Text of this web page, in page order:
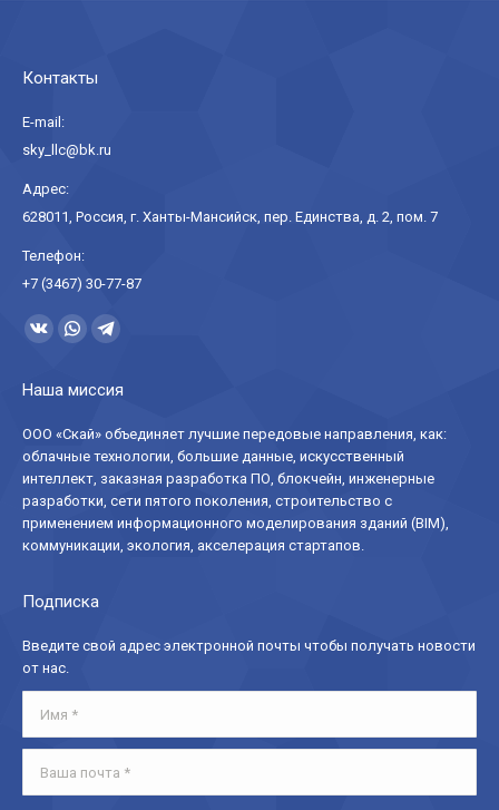
Контакты
E-mail:
sky_llc@bk.ru
Адрес:
628011, Россия, г. Ханты-Мансийск, пер. Единства, д. 2, пом. 7
Телефон:
+7 (3467) 30-77-87
Ищите нас:
Страница
открывается
в
новом
окне
Страница
открывается
в
новом
окне
Страница
открывается
в
новом
окне
Наша миссия
ООО «Скай» объединяет лучшие передовые направления, как:
облачные технологии, большие данные, искусственный
интеллект, заказная разработка ПО, блокчейн, инженерные
разработки, сети пятого поколения, строительство с
применением информационного моделирования зданий (BIM),
коммуникации, экология, акселерация стартапов.
Подписка
Введите свой адрес электронной почты чтобы получать новости
от нас.